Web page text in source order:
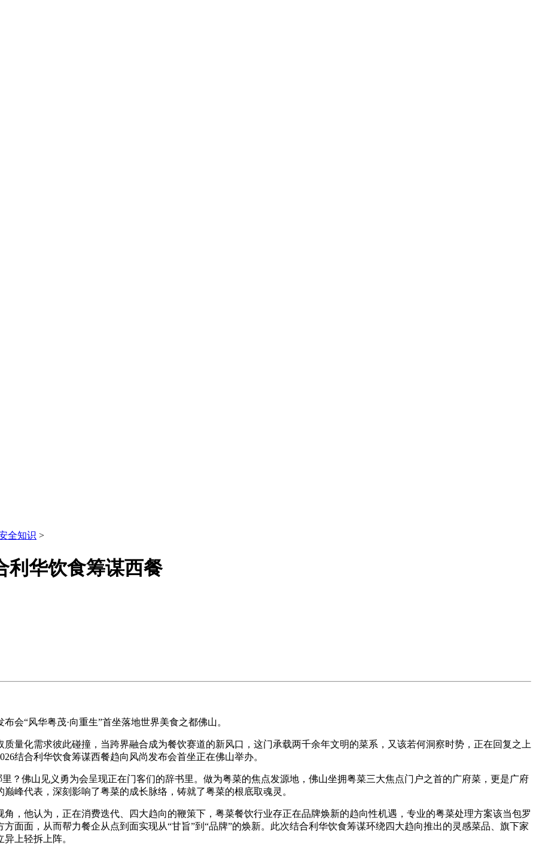
全知识 >
华饮食筹谋西餐
“风华粤茂·向重生”首坐落地世界美食之都佛山。
化需求彼此碰撞，当跨界融合成为餐饮赛道的新风口，这门承载两千余年文明的菜系，又该若何洞察时势，正在回复之上
结合利华饮食筹谋西餐趋向风尚发布会首坐正在佛山举办。
佛山见义勇为会呈现正在门客们的辞书里。做为粤菜的焦点发源地，佛山坐拥粤菜三大焦点门户之首的广府菜，更是广府
峰代表，深刻影响了粤菜的成长脉络，铸就了粤菜的根底取魂灵。
他认为，正在消费迭代、四大趋向的鞭策下，粤菜餐饮行业存正在品牌焕新的趋向性机遇，专业的粤菜处理方案该当包罗
面面，从而帮力餐企从点到面实现从“甘旨”到“品牌”的焕新。此次结合利华饮食筹谋环绕四大趋向推出的灵感菜品、旗下家
上轻拆上阵。